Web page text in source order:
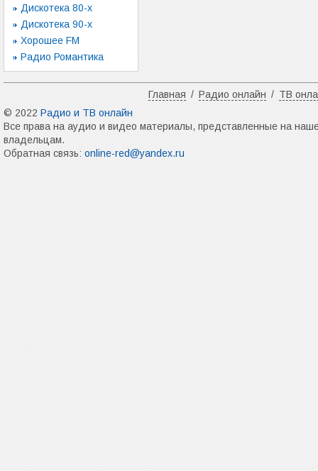
Дискотека 80-х
Дискотека 90-х
Хорошее FM
Радио Романтика
Главная / Радио онлайн / ТВ
© 2022 Радио и ТВ онлайн
Все права на аудио и видео материалы, представленные на
владельцам.
Обратная связь: online-red@yandex.ru